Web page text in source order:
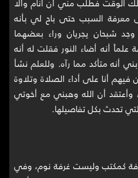
السبب حتى باح لي بأنه
شبحان يجريان وراء بعضهما
علماً أنه أضاء النور فقلت له أنه
أنه متأكد مما رآه. وللعلم نشأ
فيهم أنا على أداء الصلاة وتلاوة
وأعتقد أن الله وهبني مع أخوتي
تحدث بكل تفاصيلها.
كمكتب وليست غرفة نوم، وفي